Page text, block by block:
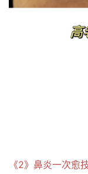
《2》鼻炎一次愈